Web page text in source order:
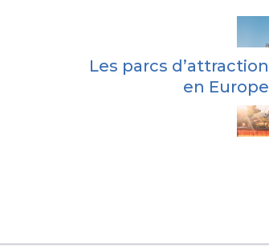
Les parcs d’attraction
en Europe